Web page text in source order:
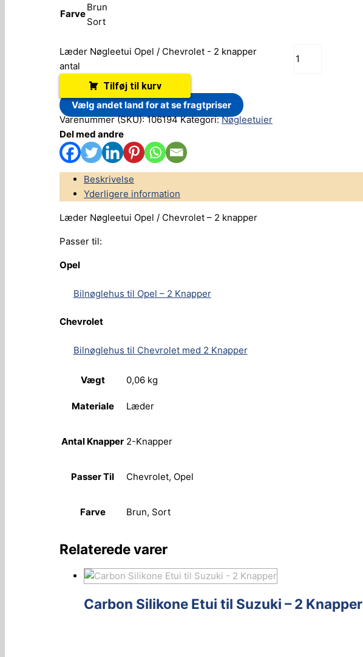
Farve
Brun
Sort
Læder Nøgleetui Opel / Chevrolet - 2 knapper
antal
Tilføj til kurv
Vælg andet land for at se fragtpriser
Varenummer (SKU):106194 Kategori:Nøgleetuier
Del med andre
Beskrivelse
Yderligere information
Læder Nøgleetui Opel / Chevrolet – 2 knapper
Passer til:
Opel
Bilnøglehus til Opel – 2 Knapper
Chevrolet
Bilnøglehus til Chevrolet med 2 Knapper
Vægt 0,06 kg
Materiale Læder
Antal Knapper 2-Knapper
Passer Til Chevrolet, Opel
Farve Brun, Sort
Relaterede varer
Carbon Silikone Etui til Suzuki – 2 Knapper